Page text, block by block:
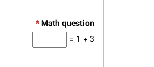
*
3 + 1 =